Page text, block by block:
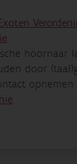
hoornaar
door
opnemen
.